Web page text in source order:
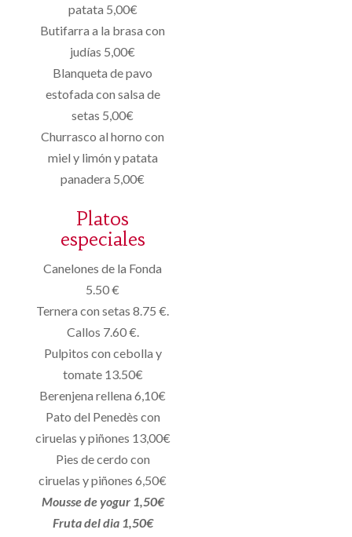
patata 5,00€
Butifarra a la brasa con
judías 5,00€
Blanqueta de pavo
estofada con salsa de
setas 5,00€
Churrasco al horno con
miel y limón y patata
panadera 5,00€
Platos
especiales
Canelones de la Fonda
5.50 €
Ternera con setas 8.75 €.
Callos 7.60 €.
Pulpitos con cebolla y
tomate 13.50€
Berenjena rellena 6,10€
Pato del Penedès con
ciruelas y piñones 13,00€
Pies de cerdo con
ciruelas y piñones 6,50€
Mousse de yogur 1,50€
Fruta del dia 1,50€